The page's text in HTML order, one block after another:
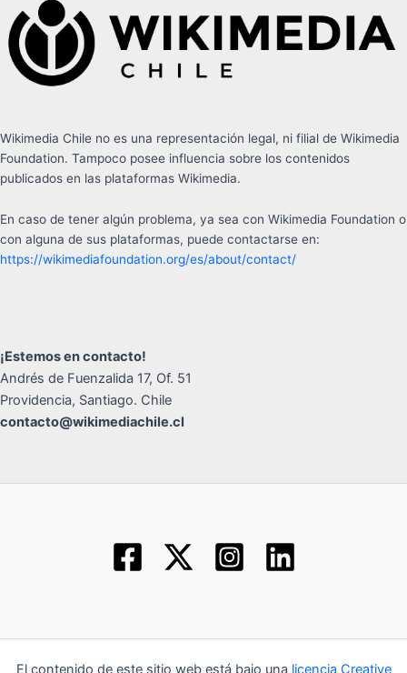
Wikimedia Chile no es una representación legal, ni filial de Wikimedia
Foundation. Tampoco posee influencia sobre los contenidos
publicados en las plataformas Wikimedia.
En caso de tener algún problema, ya sea con Wikimedia Foundation o
con alguna de sus plataformas, puede contactarse en:
https://wikimediafoundation.org/es/about/contact/
¡Estemos en contacto!
Andrés de Fuenzalida 17, Of. 51
Providencia, Santiago. Chile
contacto@wikimediachile.cl